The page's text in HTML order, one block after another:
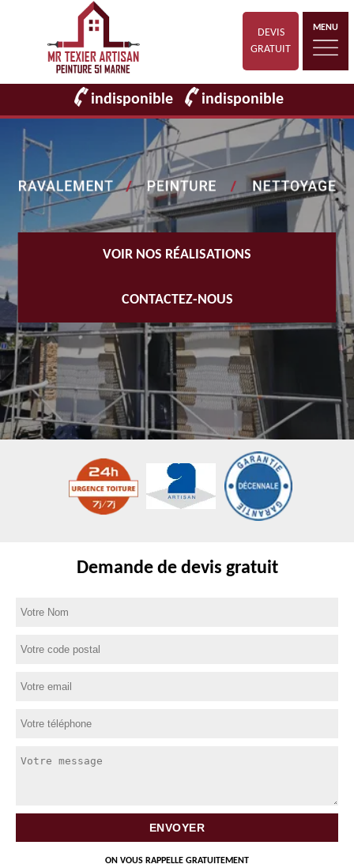
DEVIS
GRATUIT
MENU
indisponible indisponible
VOIR NOS RÉALISATIONS
CONTACTEZ-NOUS
Demande de devis gratuit
ON VOUS RAPPELLE GRATUITEMENT